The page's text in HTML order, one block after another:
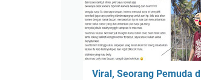
Viral, Seorang Pemuda